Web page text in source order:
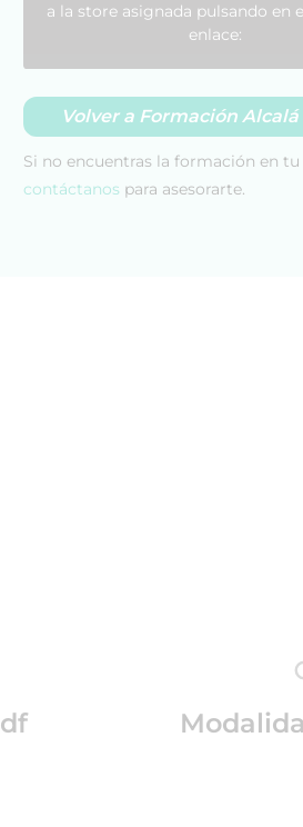
a la store asignada pulsando en
enlace:
Volver a Formación Alcalá
Si no encuentras la formación en tu
contáctanos para asesorarte.